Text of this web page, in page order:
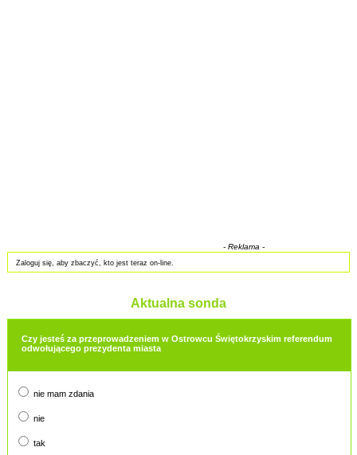
- Reklama -
Zaloguj się, aby zbaczyć, kto jest teraz on-line.
Aktualna sonda
Czy jesteś za przeprowadzeniem w Ostrowcu Świętokrzyskim referendum
odwołującego prezydenta miasta
nie mam zdania
nie
tak